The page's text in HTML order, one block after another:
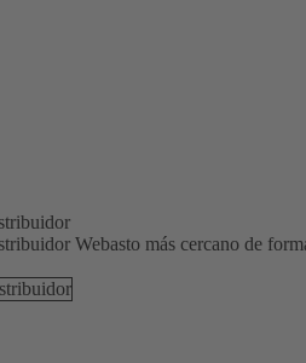
Webasto más cercano de